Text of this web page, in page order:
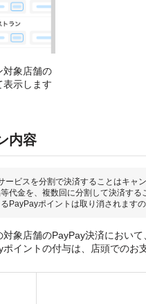
対象店舗の
表示します
内容
ービスを分割で決済することはキャ
代金を、複数回に分割して決済す
PayPayポイントは取り消されますの
象店舗のPayPay決済におい
ポイントの付与は、店頭でのお